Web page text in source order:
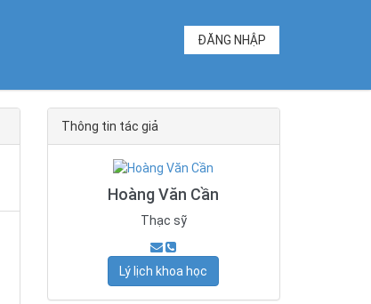
ĐĂNG NHẬP
Thông tin tác giả
Hoàng Văn Cần
Thạc sỹ
Lý lịch khoa học